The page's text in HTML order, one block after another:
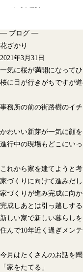
— ブログ —
花ざかり
2021年3月31日
一気に桜が満開になって
桜に目が行きがちですが
事務所の前の街路樹のイ
かわいい新芽が一気に顔
進行中の現場もどこにい
これから家を建てようと
家づくりに向けて進みだ
家づくりが進み完成に向
完成しあとは引っ越しす
新しい家で新しい暮らし
住んで10年近く過ぎメン
今月はたくさんのお話を
「家をたてる」